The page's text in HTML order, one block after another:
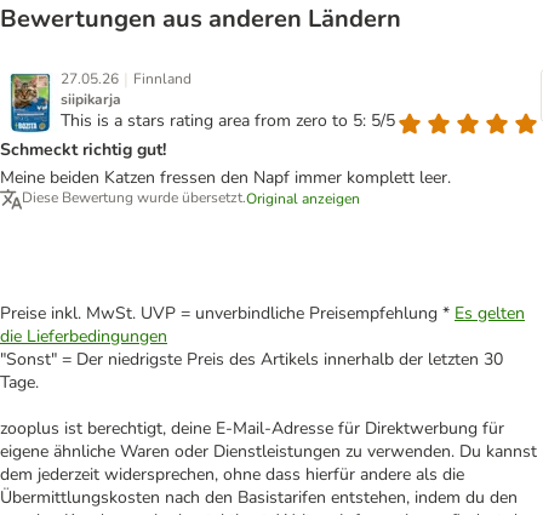
Bewertungen aus anderen Ländern
27.05.26 | Finnland
siipikarja
This is a stars rating area from zero to 5: 5/5
Schmeckt richtig gut!
Meine beiden Katzen fressen den Napf immer komplett leer.
Diese Bewertung wurde übersetzt.Original anzeigen
Preise inkl. MwSt. UVP = unverbindliche Preisempfehlung * Es gelten
die Lieferbedingungen
"Sonst" = Der niedrigste Preis des Artikels innerhalb der letzten 30
Tage.
zooplus ist berechtigt, deine E-Mail-Adresse für Direktwerbung für
eigene ähnliche Waren oder Dienstleistungen zu verwenden. Du kannst
dem jederzeit widersprechen, ohne dass hierfür andere als die
Übermittlungskosten nach den Basistarifen entstehen, indem du den